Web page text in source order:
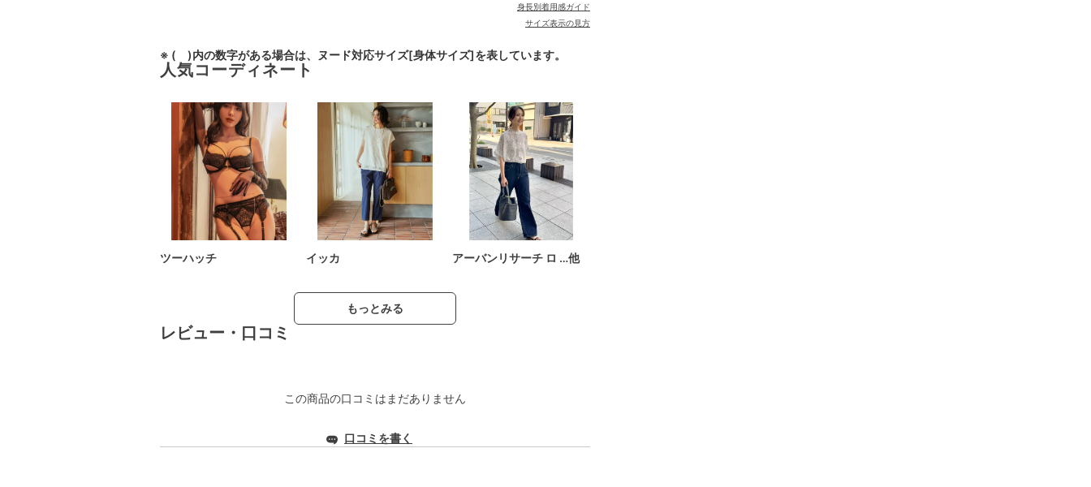
身長別着用感ガイド
サイズ表示の見方
※ ( )内の数字がある場合は、ヌード対応サイズ[身体サイズ]を表しています。
人気コーディネート
ツーハッチ イッカ アーバンリサーチ ロ …他
もっとみる
レビュー・口コミ
この商品の口コミはまだありません
口コミを書く